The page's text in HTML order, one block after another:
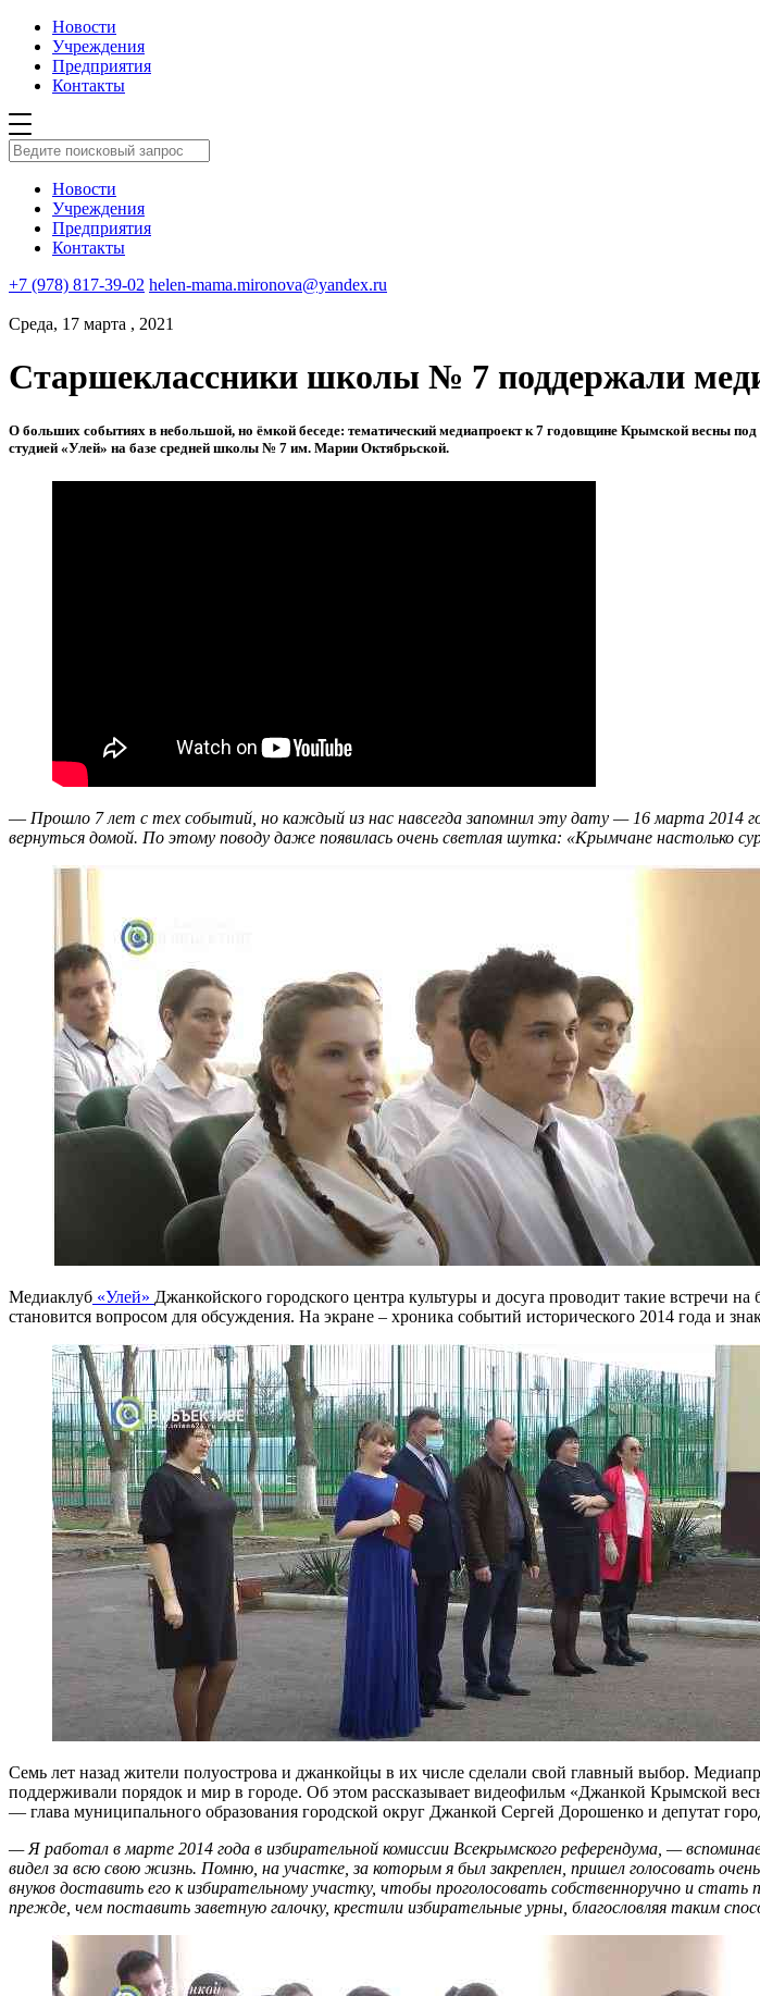
Новости
Учреждения
Предприятия
Контакты
Новости
Учреждения
Предприятия
Контакты
+7 (978) 817-39-02 helen-mama.mironova@yandex.ru
Среда, 17 марта , 2021
Старшеклассники школы № 7 поддержали
О больших событиях в небольшой, но ёмкой беседе: тематический медиапроект к 7 годовщине Крымской весны
студией «Улей» на базе средней школы № 7 им. Марии Октябрьской.
— Прошло 7 лет с тех событий, но каждый из нас навсегда запомнил эту дату — 16 марта
вернуться домой. По этому поводу даже появилась очень светлая шутка: «Крымчане настолько
Медиаклуб «Улей» Джанкойского городского центра культуры и досуга проводит такие встречи
становится вопросом для обсуждения. На экране – хроника событий исторического 2014 года и
Семь лет назад жители полуострова и джанкойцы в их числе сделали свой главный выбор.
поддерживали порядок и мир в городе. Об этом рассказывает видеофильм «Джанкой Крымской
— глава муниципального образования городской округ Джанкой Сергей Дорошенко и депутат
— Я работал в марте 2014 года в избирательной комиссии Всекрымского референдума, —
видел за всю свою жизнь. Помню, на участке, за которым я был закреплен, пришел голосовать
внуков доставить его к избирательному участку, чтобы проголосовать собственноручно и
прежде, чем поставить заветную галочку, крестили избирательные урны, благословляя таким